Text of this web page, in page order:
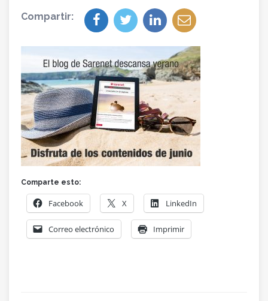
Compartir:
Comparte esto:
Facebook X LinkedIn
Correo electrónico Imprimir